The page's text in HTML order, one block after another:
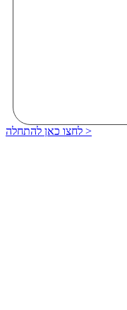
לחצו כאן להתחלה >